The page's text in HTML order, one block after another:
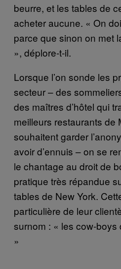
beurre, et les tables de
acheter aucune. « On
parce que sinon on met
», déplore-t-il.
Lorsque l’on sonde les
secteur – des
des maîtres d’hôtel qui
meilleurs restaurants de
souhaitent garder
avoir d’ennuis – on se
le chantage au droit de
pratique très répandue
tables de New York.
particulière de leur
surnom : « les cow-boys
»